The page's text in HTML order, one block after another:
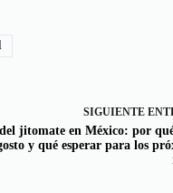
SIGUIENTE
jitomate en México: por
y qué esperar para los